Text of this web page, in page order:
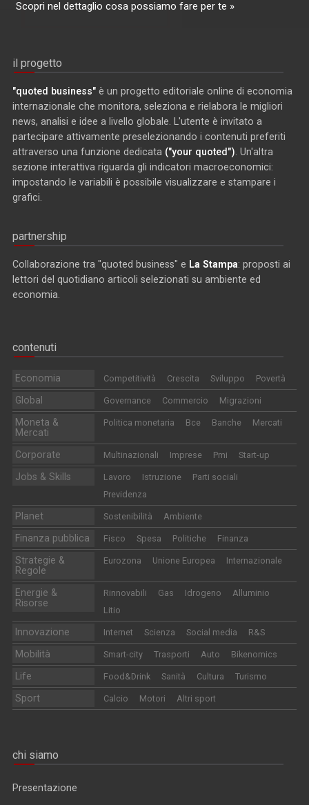
Scopri nel dettaglio cosa possiamo fare per te »
il progetto
"quoted business" è un progetto editoriale online di economia
internazionale che monitora, seleziona e rielabora le migliori
news, analisi e idee a livello globale. L'utente è invitato a
partecipare attivamente preselezionando i contenuti preferiti
attraverso una funzione dedicata ("your quoted"). Un'altra
sezione interattiva riguarda gli indicatori macroeconomici:
impostando le variabili è possibile visualizzare e stampare i
grafici.
partnership
Collaborazione tra "quoted business" e La Stampa: proposti ai
lettori del quotidiano articoli selezionati su ambiente ed
economia.
contenuti
Economia Competitività Crescita Sviluppo Povertà
Global Governance Commercio Migrazioni
Moneta &
Mercati
Politica monetaria Bce Banche Mercati
Corporate Multinazionali Imprese Pmi Start-up
Jobs & Skills Lavoro Istruzione
Parti sociali
Previdenza
Planet Sostenibilità Ambiente
Finanza pubblica Fisco Spesa Politiche Finanza
Strategie &
Regole
Eurozona Unione Europea Internazionale
Energie &
Risorse
Rinnovabili Gas Idrogeno
Alluminio
Litio
Innovazione Internet Scienza Social media R&S
Mobilità Smart-city Trasporti Auto Bikenomics
Life Food&Drink Sanità Cultura Turismo
Sport Calcio Motori Altri sport
chi siamo
Presentazione